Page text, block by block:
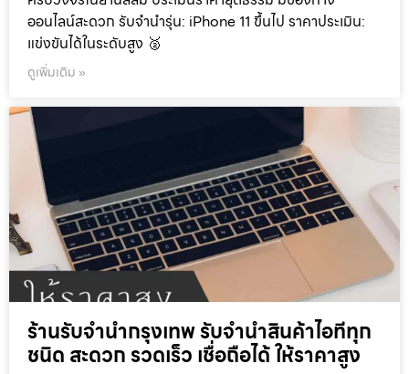
ออนไลน์สะดวก รับจำนำรุ่น: iPhone 11 ขึ้นไป ราคาประเมิน:
แข่งขันได้ในระดับสูง 🥈
ดูเพิ่มเติม »
ร้านรับจำนำกรุงเทพ รับจำนำสินค้าไอทีทุก
ชนิด สะดวก รวดเร็ว เชื่อถือได้ ให้ราคาสูง